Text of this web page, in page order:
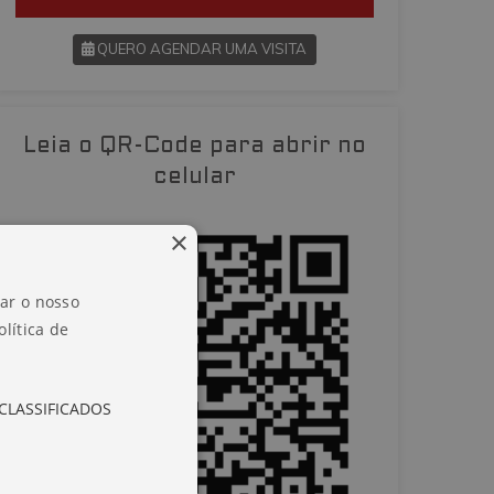
QUERO AGENDAR UMA VISITA
VOLTAR
Leia o QR-Code para abrir no
celular
o nosso
de
×